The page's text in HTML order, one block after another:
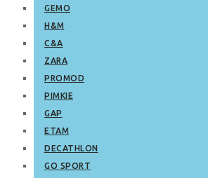
GEMO
H&M
C&A
ZARA
PROMOD
PIMKIE
GAP
ETAM
DECATHLON
GO SPORT